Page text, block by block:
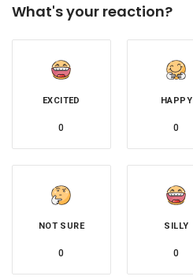
What's your reaction?
EXCITED
0
HAPPY
0
NOT SURE
0
SILLY
0